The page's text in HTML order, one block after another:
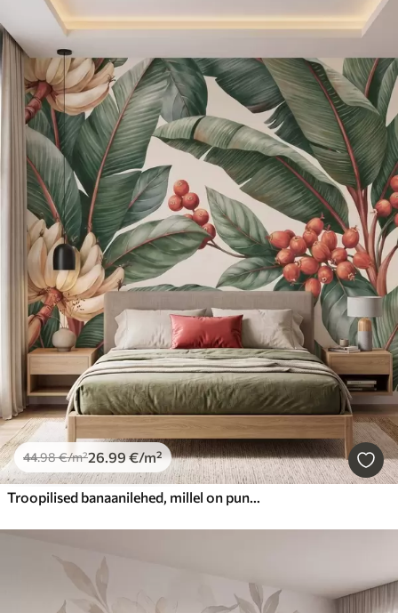
44.98€/m²26.99€/m²
Troopilised banaanilehed, millel on punaste kohvimarjade kobarad, akvarellistiilis